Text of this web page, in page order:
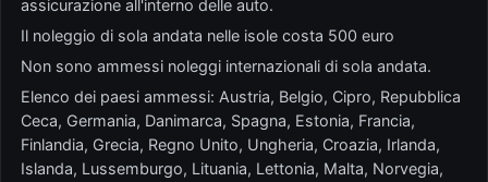
assicurazione all'interno delle auto.
Il noleggio di sola andata nelle isole costa 500 euro
Non sono ammessi noleggi internazionali di sola andata.
Elenco dei paesi ammessi: Austria, Belgio, Cipro, Repubblica
Ceca, Germania, Danimarca, Spagna, Estonia, Francia,
Finlandia, Grecia, Regno Unito, Ungheria, Croazia, Irlanda,
Islanda, Lussemburgo, Lituania, Lettonia, Malta, Norvegia,